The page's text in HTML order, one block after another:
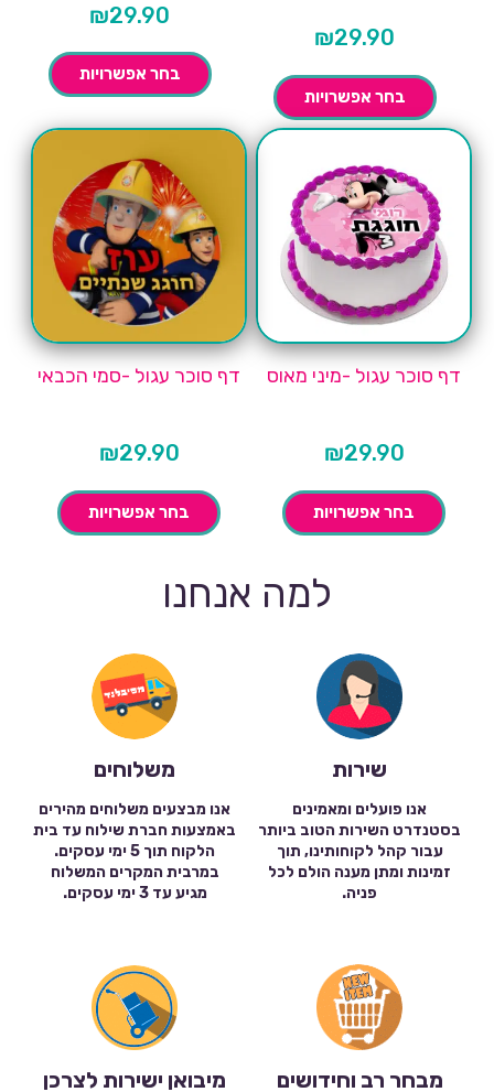
₪29.90
בחר אפשרויות
₪29.90
בחר אפשרויות
דף סוכר עגול -מיני מאוס
₪29.90
בחר אפשרויות
דף סוכר עגול -סמי הכבאי
₪29.90
בחר אפשרויות
למה אנחנו
שירות
אנו פועלים ומאמינים
בסטנדרט השירות הטוב ביותר
עבור קהל לקוחותינו, תוך
זמינות ומתן מענה הולם לכל
פניה.
משלוחים
אנו מבצעים משלוחים מהירים
באמצעות חברת שילוח עד בית
הלקוח תוך 5 ימי עסקים.
במרבית המקרים המשלוח
מגיע עד 3 ימי עסקים.
מבחר רב וחידושים מיבואן ישירות לצרכן